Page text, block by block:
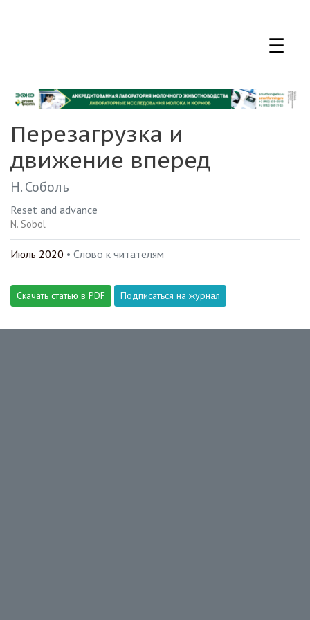
☰
Перезагрузка и
движение вперед
Н. Соболь
Reset and advance
N. Sobol
Июль 2020 • Слово к читателям
Скачать статью в PDF Подписаться на журнал